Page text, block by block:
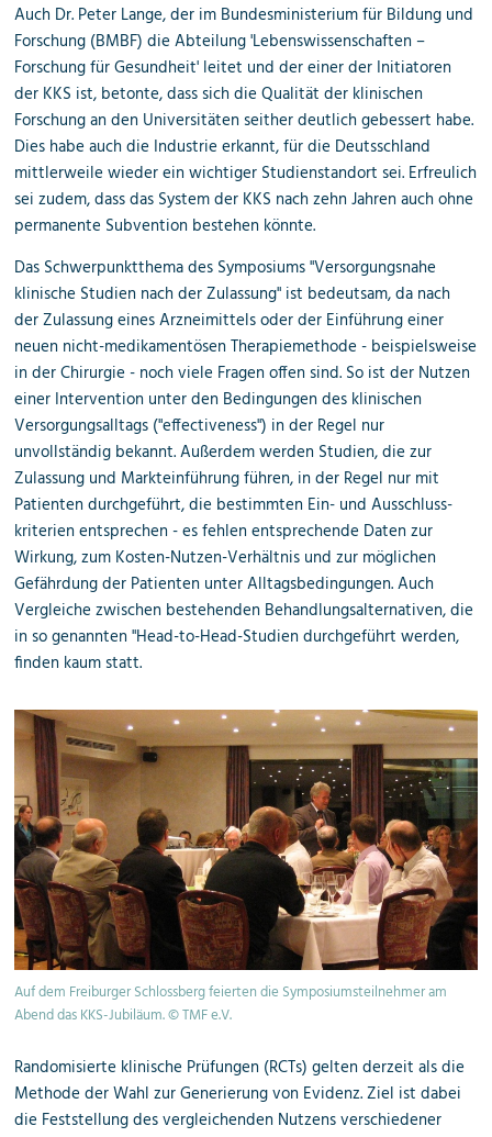
Auch Dr. Peter Lange, der im Bundesministerium für Bildung und
Forschung (BMBF) die Abteilung 'Lebenswissenschaften –
Forschung für Gesundheit' leitet und der einer der Initiatoren
der KKS ist, betonte, dass sich die Qualität der klinischen
Forschung an den Universitäten seither deutlich gebessert habe.
Dies habe auch die Industrie erkannt, für die Deutsschland
mittlerweile wieder ein wichtiger Studienstandort sei. Erfreulich
sei zudem, dass das System der KKS nach zehn Jahren auch ohne
permanente Subvention bestehen könnte.
Das Schwerpunktthema des Symposiums "Versorgungsnahe
klinische Studien nach der Zulassung" ist bedeutsam, da nach
der Zulassung eines Arzneimittels oder der Einführung einer
neuen nicht-medikamentösen Therapiemethode - beispielsweise
in der Chirurgie - noch viele Fragen offen sind. So ist der Nutzen
einer Intervention unter den Bedingungen des klinischen
Versorgungs­alltags ("effectiveness") in der Regel nur
unvollständig bekannt. Außerdem werden Studien, die zur
Zulassung und Markteinführung führen, in der Regel nur mit
Patienten durchgeführt, die bestimmten Ein- und Ausschluss­
kriterien entsprechen - es fehlen entsprechende Daten zur
Wirkung, zum Kosten-Nutzen-Verhältnis und zur möglichen
Gefährdung der Patienten unter Alltagsbedingungen. Auch
Vergleiche zwischen bestehenden Behandlungs­alternativen, die
in so genannten "Head-to-Head-Studien durchgeführt werden,
finden kaum statt.
Auf dem Freiburger Schlossberg feierten die Symposiumsteilnehmer am
Abend das KKS-Jubiläum. © TMF e.V.
Randomisierte klinische Prüfungen (RCTs) gelten derzeit als die
Methode der Wahl zur Generierung von Evidenz. Ziel ist dabei
die Feststellung des vergleichenden Nutzens verschiedener